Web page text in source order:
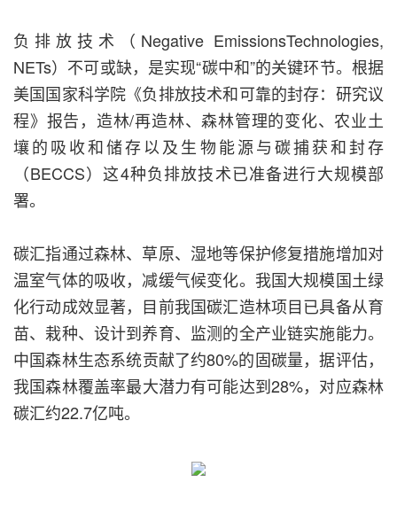
负排放技术（Negative EmissionsTechnologies,
NETs）不可或缺，是实现“碳中和”的关键环节。根据
美国国家科学院《负排放技术和可靠的封存：研究议
程》报告，造林/再造林、森林管理的变化、农业土
壤的吸收和储存以及生物能源与碳捕获和封存
（BECCS）这4种负排放技术已准备进行大规模部
署。
碳汇指通过森林、草原、湿地等保护修复措施增加对
温室气体的吸收，减缓气候变化。我国大规模国土绿
化行动成效显著，目前我国碳汇造林项目已具备从育
苗、栽种、设计到养育、监测的全产业链实施能力。
中国森林生态系统贡献了约80%的固碳量，据评估，
我国森林覆盖率最大潜力有可能达到28%，对应森林
碳汇约22.7亿吨。